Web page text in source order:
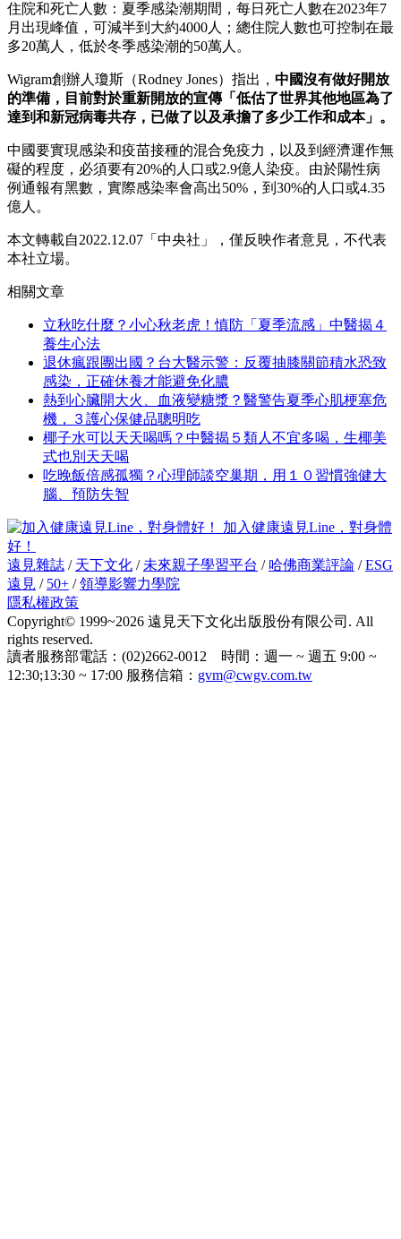
住院和死亡人數：夏季感染潮期間，每日死亡人數在2023年7
月出現峰值，可減半到大約4000人；總住院人數也可控制在最
多20萬人，低於冬季感染潮的50萬人。
Wigram創辦人瓊斯（Rodney Jones）指出， 中國沒有做好開放
的準備，目前對於重新開放的宣傳「低估了世界其他地區為了
達到和新冠病毒共存，已做了以及承擔了多少工作和成本」。
中國要實現感染和疫苗接種的混合免疫力，以及到經濟運作無
礙的程度，必須要有20%的人口或2.9億人染疫。由於陽性病
例通報有黑數，實際感染率會高出50%，到30%的人口或4.35
億人。
本文轉載自2022.12.07「中央社」，僅反映作者意見，不代表
本社立場。
相關文章
立秋吃什麼？小心秋老虎！慎防「夏季流感」中醫揭４
養生心法
退休瘋跟團出國？台大醫示警：反覆抽膝關節積水恐致
感染，正確休養才能避免化膿
熱到心臟開大火、血液變糖漿？醫警告夏季心肌梗塞危
機，３護心保健品聰明吃
椰子水可以天天喝嗎？中醫揭５類人不宜多喝，生椰美
式也別天天喝
吃晚飯倍感孤獨？心理師談空巢期，用１０習慣強健大
腦、預防失智
加入健康遠見Line，對身體
好！
遠見雜誌 / 天下文化 / 未來親子學習平台 / 哈佛商業評論 /ESG
遠見 / 50+ /領導影響力學院
隱私權政策
Copyright© 1999~2026 遠見天下文化出版股份有限公司. All
rights reserved.
讀者服務部電話：(02)2662-0012 時間：週一 ~ 週五 9:00 ~
12:30;13:30 ~ 17:00 服務信箱： gvm@cwgv.com.tw